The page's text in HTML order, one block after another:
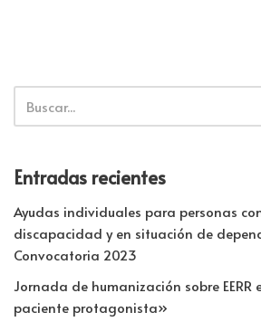
Entradas recientes
Ayudas individuales para personas
discapacidad y en situación de
Convocatoria 2023
Jornada de humanización sobre EERR
paciente protagonista»